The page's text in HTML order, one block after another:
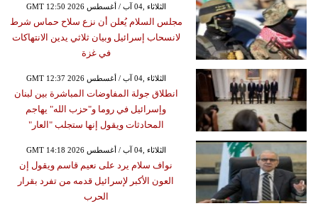
GMT 12:50 2026 الثلاثاء ,04 آب / أغسطس
مجلس السلام يُعلن أن نزع سلاح حماس شرط
لانسحاب إسرائيل وبيان ثلاثي يدين الانتهاكات
في غزة
GMT 12:37 2026 الثلاثاء ,04 آب / أغسطس
انطلاق جولة المفاوضات المباشرة بين لبنان
وإسرائيل في روما و"حزب الله" يهاجم
المحادثات ويقول إنها ستجلب "العار"
GMT 14:18 2026 الثلاثاء ,04 آب / أغسطس
نواف سلام يرد على نعيم قاسم ويقول إن
العون الأكبر لإسرائيل قدمه من تفرد بقرار
الحرب